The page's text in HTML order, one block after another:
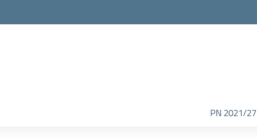
PN 2021/27